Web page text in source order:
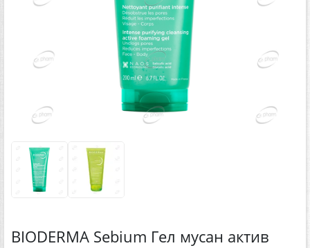
BIODERMA Sebium Гел мусан актив